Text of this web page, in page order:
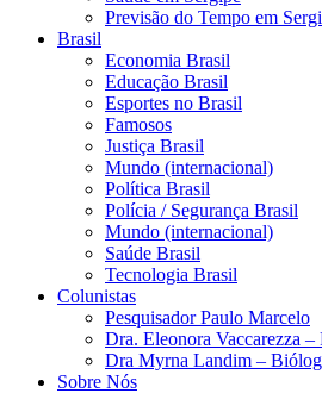
Previsão do Tempo em
Brasil
Economia Brasil
Educação Brasil
Esportes no Brasil
Famosos
Justiça Brasil
Mundo (internacional)
Política Brasil
Polícia / Segurança Brasil
Mundo (internacional)
Saúde Brasil
Tecnologia Brasil
Colunistas
Pesquisador Paulo Marcelo
Dra. Eleonora Vaccarezza –
Dra Myrna Landim –
Sobre Nós